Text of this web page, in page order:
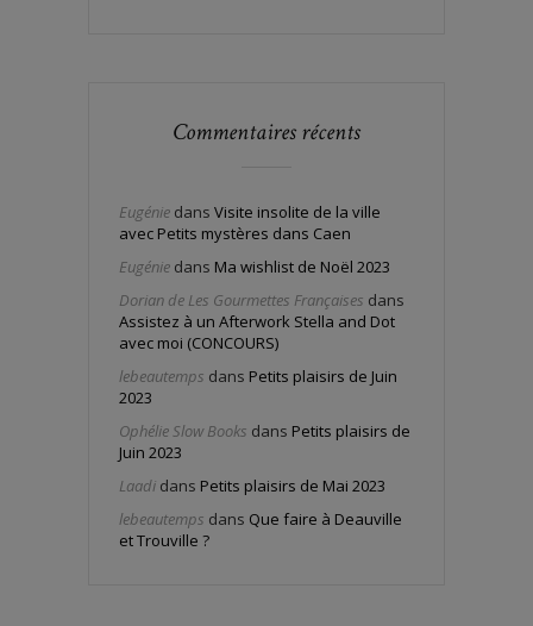
Commentaires récents
Eugénie dans Visite insolite de la ville
avec Petits mystères dans Caen
Eugénie dans Ma wishlist de Noël 2023
Dorian de Les Gourmettes Françaises dans
Assistez à un Afterwork Stella and Dot
avec moi (CONCOURS)
lebeautemps dans Petits plaisirs de Juin
2023
Ophélie Slow Books dans Petits plaisirs de
Juin 2023
Laadi dans Petits plaisirs de Mai 2023
lebeautemps dans Que faire à Deauville
et Trouville ?